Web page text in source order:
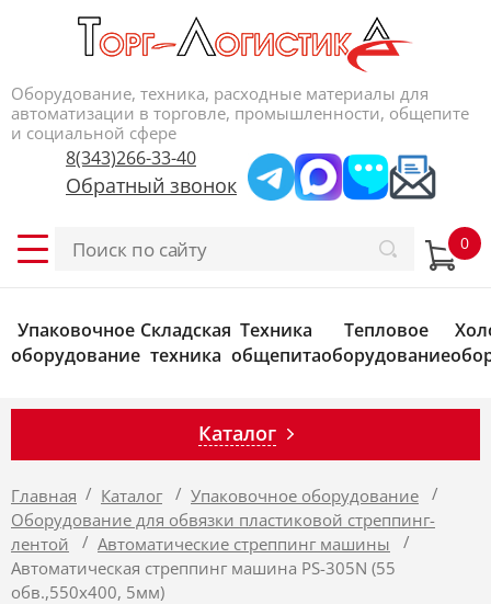
Оборудование, техника, расходные материалы для
автоматизации в торговле, промышленности, общепите
и социальной сфере
8(343)266-33-40
Обратный звонок
Упаковочное
оборудование
Складская
техника
Техника
общепита
Тепловое
оборудование
Каталог
Главная / Каталог / Упаковочное оборудование /
Оборудование для обвязки пластиковой стреппинг-
лентой
/ Автоматические стреппинг машины
/
Автоматическая стреппинг машина PS-305N (55
обв.,550х400, 5мм)